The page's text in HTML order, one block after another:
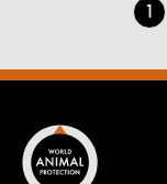
Go
to
1